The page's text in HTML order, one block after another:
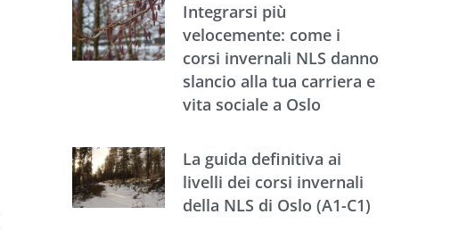
Integrarsi più
velocemente: come i
corsi invernali NLS danno
slancio alla tua carriera e
vita sociale a Oslo
La guida definitiva ai
livelli dei corsi invernali
della NLS di Oslo (A1-C1)